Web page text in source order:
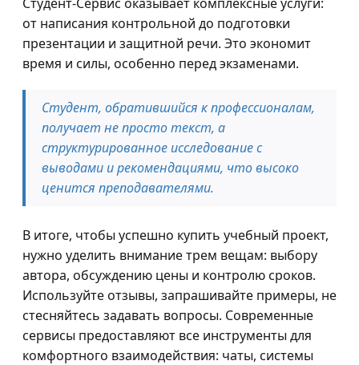
от написания контрольной до подготовки
презентации и защитной речи. Это экономит
время и силы, особенно перед экзаменами.
Студент, обратившийся к профессионалам,
получает не просто текст, а
структурированное исследование с
выводами и рекомендациями, что высоко
ценится преподавателями.
В итоге, чтобы успешно купить учебный проект,
нужно уделить внимание трем вещам: выбору
автора, обсуждению цены и контролю сроков.
Используйте отзывы, запрашивайте примеры, не
стесняйтесь задавать вопросы. Современные
сервисы предоставляют все инструменты для
комфортного взаимодействия: чаты, системы